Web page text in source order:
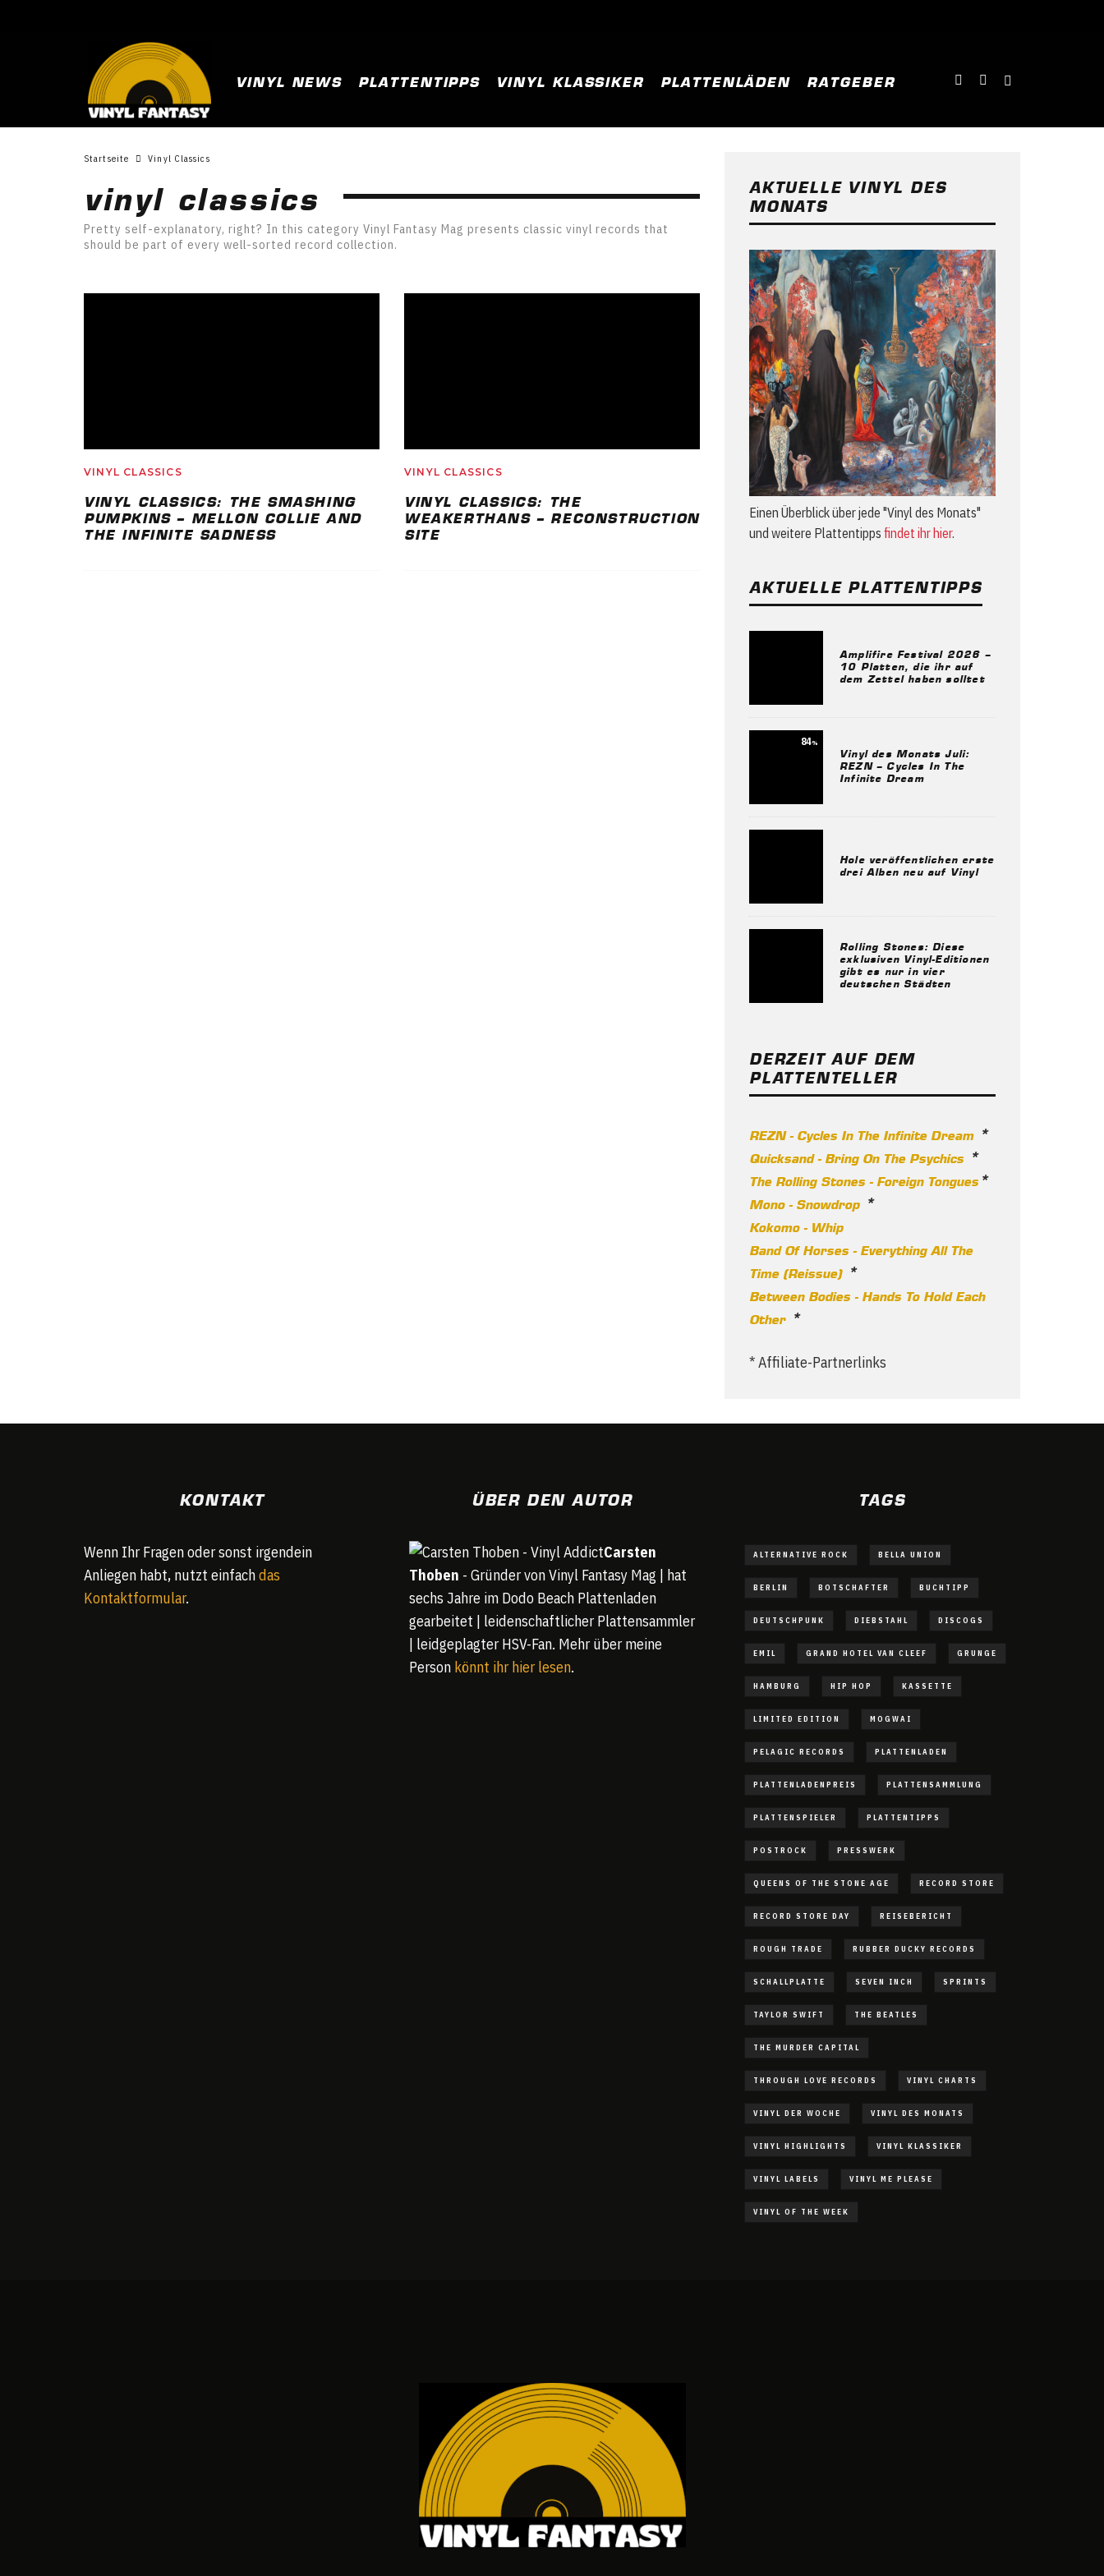
VINYL NEWS PLATTENTIPPS VINYL KLASSIKER PLATTENLÄDEN RATGEBER
Startseite Vinyl Classics
vinyl classics
Pretty self-explanatory, right? In this category Vinyl Fantasy Mag presents classic vinyl records that
should be part of every well-sorted record collection.
VINYL CLASSICS
VINYL CLASSICS: THE SMASHING
PUMPKINS – MELLON COLLIE AND
THE INFINITE SADNESS
VINYL CLASSICS
VINYL CLASSICS: THE
WEAKERTHANS – RECONSTRUCTION
SITE
AKTUELLE VINYL DES
MONATS
Einen Überblick über jede "Vinyl des Monats"
und weitere Plattentipps findet ihr hier.
AKTUELLE PLATTENTIPPS
Amplifire Festival 2026 –
10 Platten, die ihr auf
dem Zettel haben solltet
84%
Vinyl des Monats Juli:
REZN – Cycles In The
Infinite Dream
Hole veröffentlichen erste
drei Alben neu auf Vinyl
Rolling Stones: Diese
exklusiven Vinyl-Editionen
gibt es nur in vier
deutschen Städten
DERZEIT AUF DEM
PLATTENTELLER
REZN - Cycles In The Infinite Dream*
Quicksand - Bring On The Psychics*
The Rolling Stones - Foreign Tongues*
Mono - Snowdrop*
Kokomo - Whip
Band Of Horses - Everything All The
Time (Reissue) *
Between Bodies - Hands To Hold Each
Other*
* Affiliate-Partnerlinks
KONTAKT
Wenn Ihr Fragen oder sonst irgendein
Anliegen habt, nutzt einfachdas
Kontaktformular.
ÜBER DEN AUTOR
Carsten
Thoben - Gründer von Vinyl Fantasy Mag | hat
sechs Jahre im Dodo Beach Plattenladen
gearbeitet | leidenschaftlicher Plattensammler
| leidgeplagter HSV-Fan. Mehr über meine
Person könnt ihr hier lesen.
TAGS
ALTERNATIVE ROCK BELLA UNION
BERLIN BOTSCHAFTER BUCHTIPP
DEUTSCHPUNK DIEBSTAHL DISCOGS
EMIL GRAND HOTEL VAN CLEEF GRUNGE
HAMBURG HIP HOP KASSETTE
LIMITED EDITION MOGWAI
PELAGIC RECORDS PLATTENLADEN
PLATTENLADENPREIS PLATTENSAMMLUNG
PLATTENSPIELER PLATTENTIPPS
POSTROCK PRESSWERK
QUEENS OF THE STONE AGE RECORD STORE
RECORD STORE DAY REISEBERICHT
ROUGH TRADE RUBBER DUCKY RECORDS
SCHALLPLATTE SEVEN INCH SPRINTS
TAYLOR SWIFT THE BEATLES
THE MURDER CAPITAL
THROUGH LOVE RECORDS VINYL CHARTS
VINYL DER WOCHE VINYL DES MONATS
VINYL HIGHLIGHTS VINYL KLASSIKER
VINYL LABELS VINYL ME PLEASE
VINYL OF THE WEEK